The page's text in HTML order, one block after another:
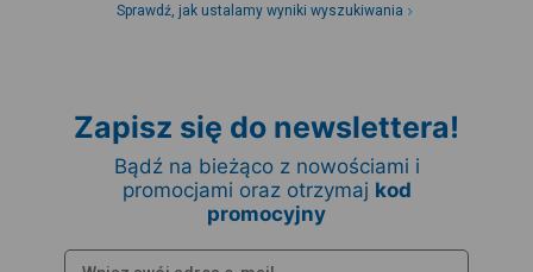
Sprawdź, jak ustalamy wyniki wyszukiwania
Zapisz się do newslettera!
Bądź na bieżąco z nowościami i
promocjami oraz otrzymaj kod
promocyjny